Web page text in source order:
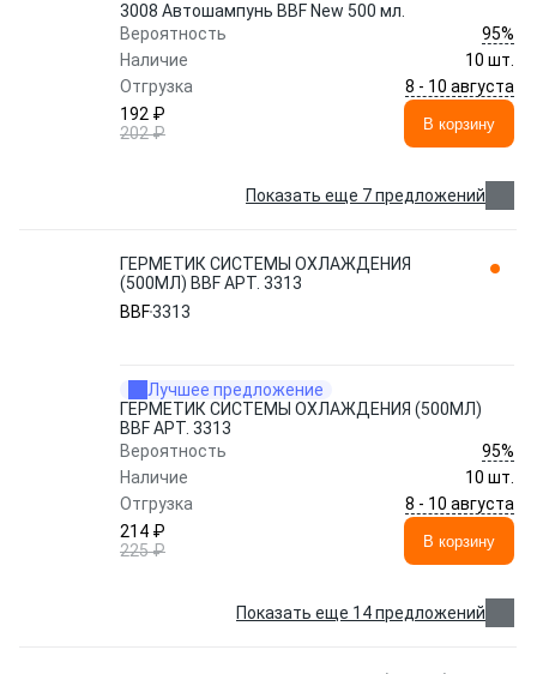
3008 Автошампунь BBF New 500 мл.
Вероятность
95%
Наличие
10 шт.
Отгрузка
8 - 10 августа
192 ₽
202 ₽
В корзину
Показать еще 7 предложений
ГЕРМЕТИК СИСТЕМЫ ОХЛАЖДЕНИЯ
(500МЛ) BBF АРТ. 3313
BBF3313
Лучшее предложение
ГЕРМЕТИК СИСТЕМЫ ОХЛАЖДЕНИЯ (500МЛ)
BBF АРТ. 3313
Вероятность
95%
Наличие
10 шт.
Отгрузка
8 - 10 августа
214 ₽
225 ₽
В корзину
Показать еще 14 предложений